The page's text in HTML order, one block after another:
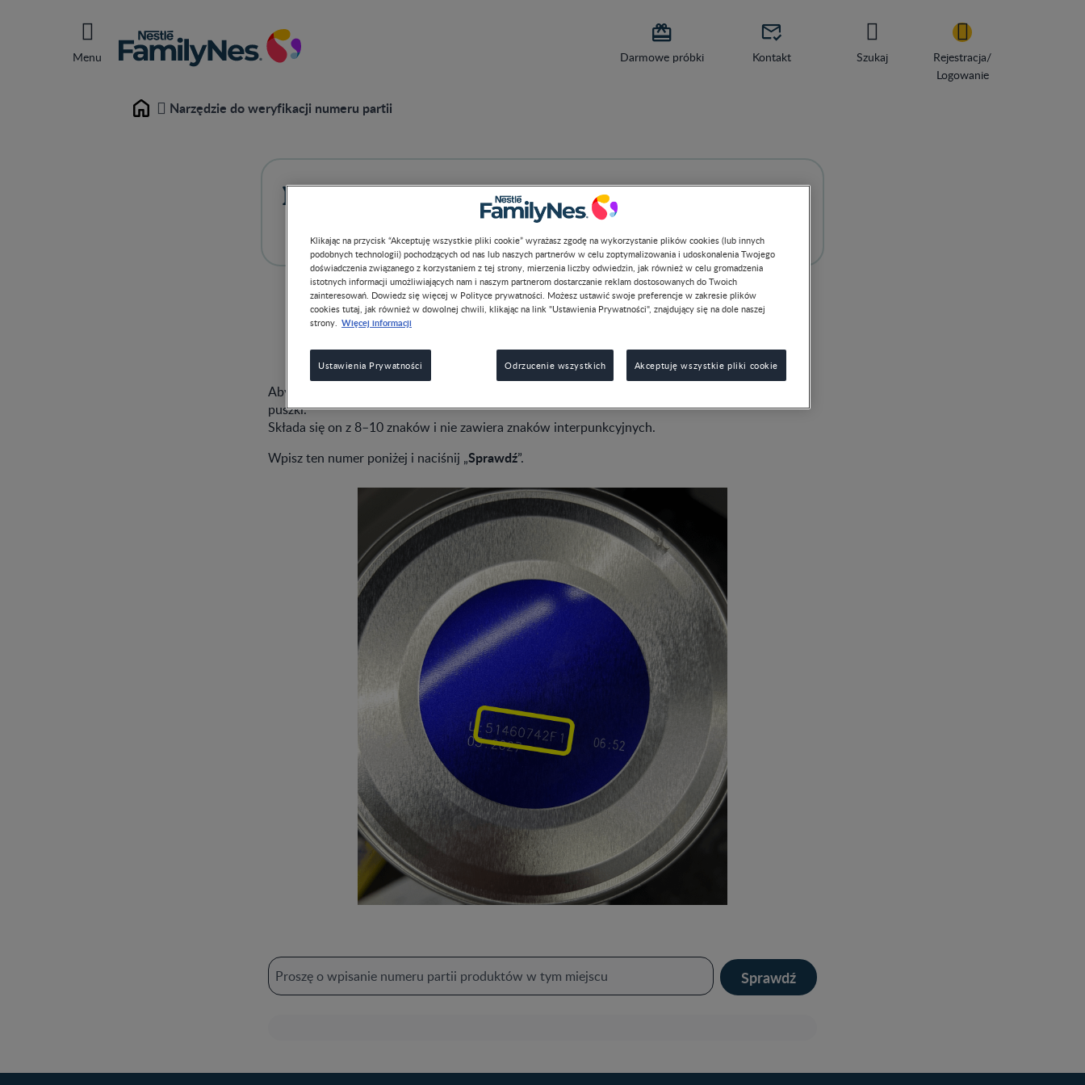
Menu

Darmowe próbki

Kontakt Szukaj
Rejestracja/
Logowanie
Home Narzędzie do weryfikacji numeru partii
Narzędzie do weryfikacji numeru partii
To wycofanie ma charakter dobrowolny i profilaktyczny.
Aby sprawdzić, czy Twój produkt został objęty akcją wycofania, znajdź numer partii na spodzie
puszki.
Składa się on z 8–10 znaków i nie zawiera znaków interpunkcyjnych.
Wpisz ten numer poniżej i naciśnij „Sprawdź”.
Klikając na przycisk “Akceptuję wszystkie pliki cookie” wyrażasz zgodę na wykorzystanie plików cookies (lub innych
podobnych technologii) pochodzących od nas lub naszych partnerów w celu zoptymalizowania i udoskonalenia Twojego
doświadczenia związanego z korzystaniem z tej strony, mierzenia liczby odwiedzin, jak również w celu gromadzenia
istotnych informacji umożliwiających nam i naszym partnerom dostarczanie reklam dostosowanych do Twoich
zainteresowań. Dowiedz się więcej w Polityce prywatności. Możesz ustawić swoje preferencje w zakresie plików
cookies tutaj, jak również w dowolnej chwili, klikając na link "Ustawienia Prywatności", znajdujący się na dole naszej
strony. Więcej informacji
Ustawienia Prywatności Odrzucenie wszystkich Akceptuję wszystkie pliki cookie